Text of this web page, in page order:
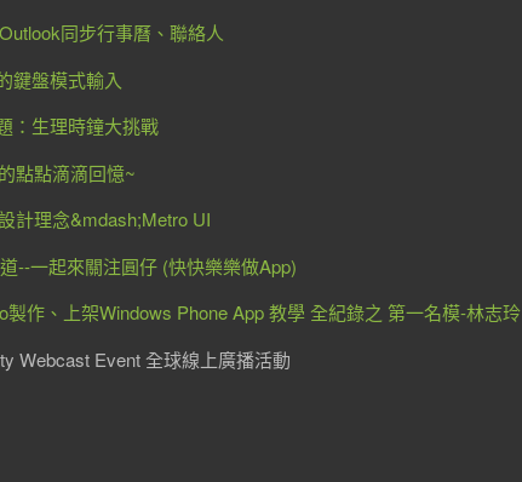
同步行事曆、聯絡人
鍵盤模式輸入
：生理時鐘大挑戰
點點滴滴回憶~
計理念&mdash;Metro UI
--一起來關注圓仔 (快快樂樂做App)
製作、上架Windows Phone App 教學 全紀錄之 第一名模-林志玲
Webcast Event 全球線上廣播活動